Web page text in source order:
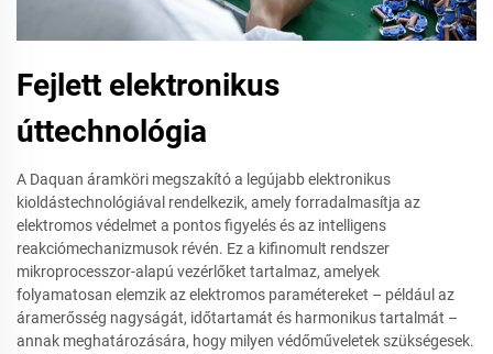
Fejlett elektronikus
úttechnológia
A Daquan áramköri megszakító a legújabb elektronikus
kioldástechnológiával rendelkezik, amely forradalmasítja az
elektromos védelmet a pontos figyelés és az intelligens
reakciómechanizmusok révén. Ez a kifinomult rendszer
mikroprocesszor-alapú vezérlőket tartalmaz, amelyek
folyamatosan elemzik az elektromos paramétereket – például az
áramerősség nagyságát, időtartamát és harmonikus tartalmát –
annak meghatározására, hogy milyen védőműveletek szükségesek.